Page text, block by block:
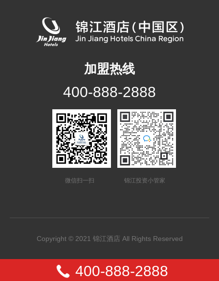
加盟热线
400-888-2888
微信扫一扫 锦江投资小管家
Copyright © 2021 锦江酒店 All Rights Reserved
400-888-2888